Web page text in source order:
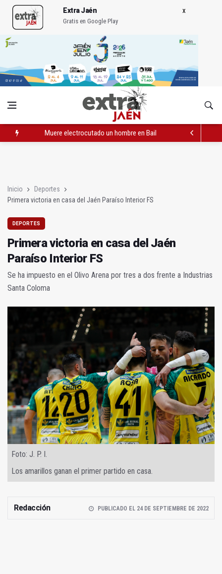
Extra Jaén
Gratis en Google Play
Muere electrocutado un hombre en Bailén en una torre
Inicio
Deportes
Primera victoria en casa del Jaén Paraíso Interior FS
DEPORTES
Primera victoria en casa del Jaén
Paraíso Interior FS
Se ha impuesto en el Olivo Arena por tres a dos frente a Industrias
Santa Coloma
Foto: J. P. I.
Los amarillos ganan el primer partido en casa.
Redacción PUBLICADO EL 24 DE SEPTIEMBRE DE 2022